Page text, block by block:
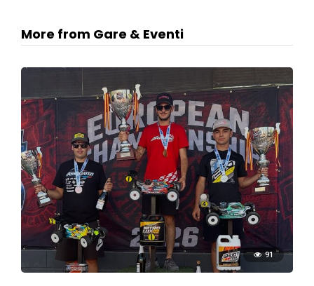
More from Gare & Eventi
91